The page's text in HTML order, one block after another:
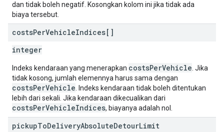
dan tidak boleh negatif. Kosongkan kolom ini jika tidak ada
biaya tersebut.
costsPerVehicleIndices[]
integer
Indeks kendaraan yang menerapkan costsPerVehicle . Jika
tidak kosong, jumlah elemennya harus sama dengan
costsPerVehicle . Indeks kendaraan tidak boleh ditentukan
lebih dari sekali. Jika kendaraan dikecualikan dari
costsPerVehicleIndices, biayanya adalah nol.
pickupToDeliveryAbsoluteDetourLimit